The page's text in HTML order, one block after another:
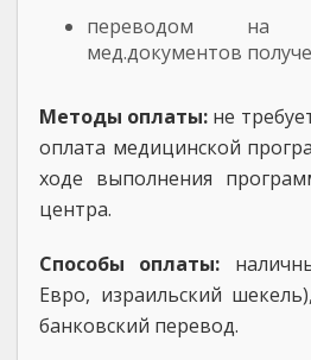
переводом на
мед.документов
Методы оплаты: не
оплата медицинской
ходе выполнения
центра.
Способы оплаты:
Евро, израильский
банковский перевод.